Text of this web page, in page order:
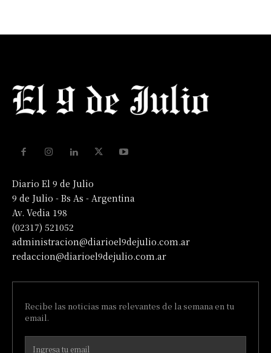
Diario El 9 de Julio
9 de Julio - Bs As - Argentina
Av. Vedia 198
(02317) 521052
administracion@diarioel9dejulio.com.ar
redaccion@diarioel9dejulio.com.ar
Recibe las noticias mas relevantes de la semana en tu
email.